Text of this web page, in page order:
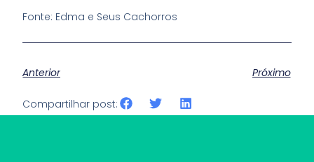
Fonte: Edma e Seus Cachorros
Anterior Próximo
Compartilhar post: